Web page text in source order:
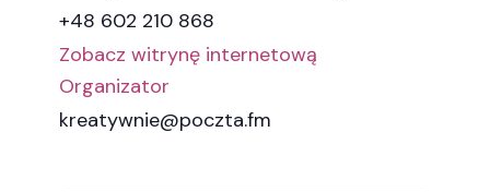
+48 602 210 868
Zobacz witrynę internetową
Organizator
kreatywnie@poczta.fm